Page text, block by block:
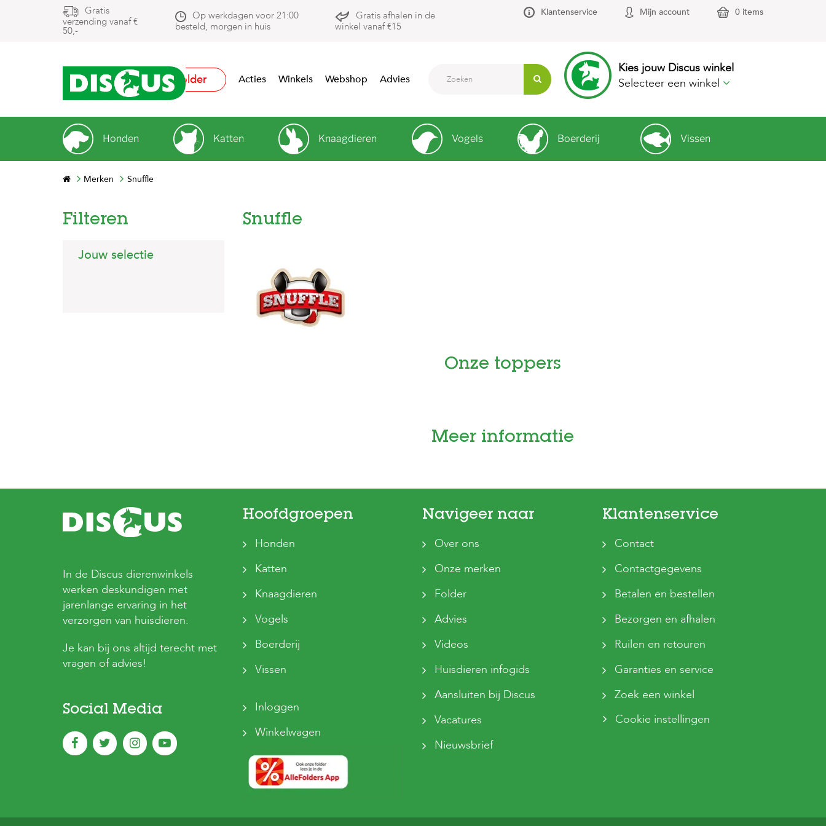
Gratis
verzending vanaf €
50,-
Op werkdagen voor 21:00
besteld, morgen in huis
Gratis afhalen in de
winkel vanaf €15
Klantenservice Mijn account 0 items
Folder Acties Winkels Webshop Advies
Kies jouw Discus winkel
Selecteer een winkel
Honden Katten Knaagdieren Vogels Boerderij Vissen
Merken Snuffle
Filteren
Jouw selectie
Snuffle
Onze toppers
Meer informatie
In de Discus dierenwinkels
werken deskundigen met
jarenlange ervaring in het
verzorgen van huisdieren.
Je kan bij ons altijd terecht met
vragen of advies!
Social Media
Hoofdgroepen
Honden
Katten
Knaagdieren
Vogels
Boerderij
Vissen
Inloggen
Winkelwagen
Navigeer naar
Over ons
Onze merken
Folder
Advies
Videos
Huisdieren infogids
Aansluiten bij Discus
Vacatures
Nieuwsbrief
Klantenservice
Contact
Contactgegevens
Betalen en bestellen
Bezorgen en afhalen
Ruilen en retouren
Garanties en service
Zoek een winkel
Cookie instellingen